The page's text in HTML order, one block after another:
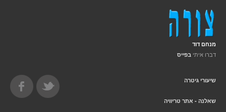
מנחם דוד
דברו איתי בפייס
שיעורי גיטרה
שאלנה - אתר טריוויה